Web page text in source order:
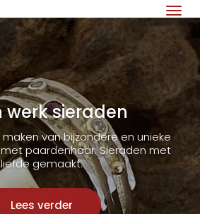
werk sieraden
van bijzondere en unieke
paardenhaar. Sieraden met
liefde gemaakt.
Lees verder